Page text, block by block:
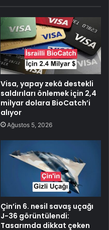
Visa, yapay zekâ destekli
saldırıları önlemek için 2,4
milyar dolara BioCatch’i
alıyor
Ağustos 5, 2026
Çin’in 6. nesil savaş uçağı
J-36 görüntülendi:
Tasarımda dikkat çeken